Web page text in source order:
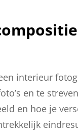
interieur
en te
en hoe je